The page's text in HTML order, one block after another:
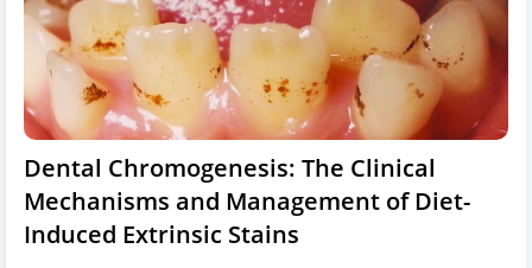
Dental Chromogenesis: The Clinical
Mechanisms and Management of Diet-
Induced Extrinsic Stains